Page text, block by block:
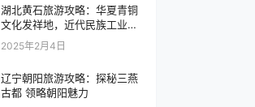
湖北黄石旅游攻略：华夏青铜
文化发祥地，近代民族工业摇
2025年2月4日
辽宁朝阳旅游攻略：探秘三燕
古都 领略朝阳魅力